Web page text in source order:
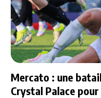
Mercato : une
Crystal Palace